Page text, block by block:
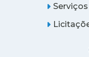
Serviços